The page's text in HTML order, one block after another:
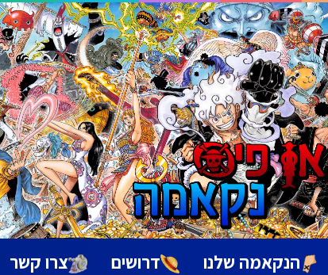
הנקאמה שלנו דרושים צרו קשר